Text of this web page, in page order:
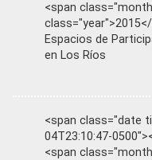
<span
Espacios de
en Los Ríos
<span class="date
04T23:10:47-
<span